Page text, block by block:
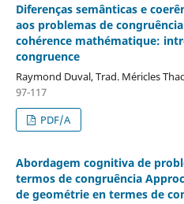
Diferenças semânticas e
aos problemas de
cohérence mathématique:
congruence
Raymond Duval, Trad. Méricles
97-117
PDF/A
Abordagem cognitiva de
termos de congruência
de geométrie en termes de